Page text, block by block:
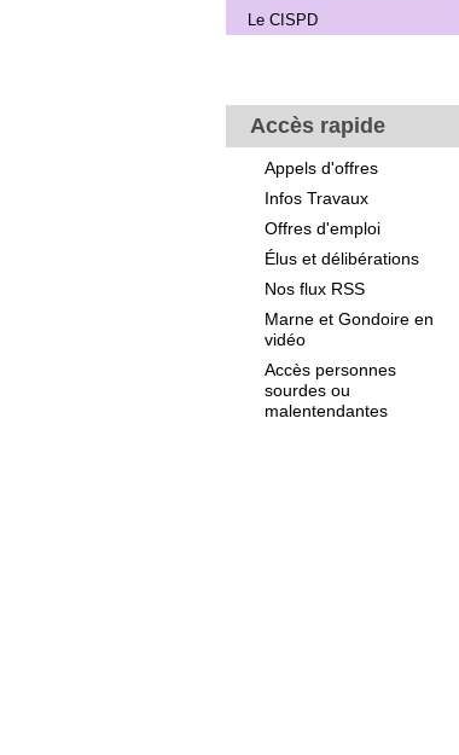
Le CISPD
Accès rapide
Appels d'offres
Infos Travaux
Offres d'emploi
Élus et délibérations
Nos flux RSS
Marne et Gondoire en
vidéo
Accès personnes
sourdes ou
malentendantes